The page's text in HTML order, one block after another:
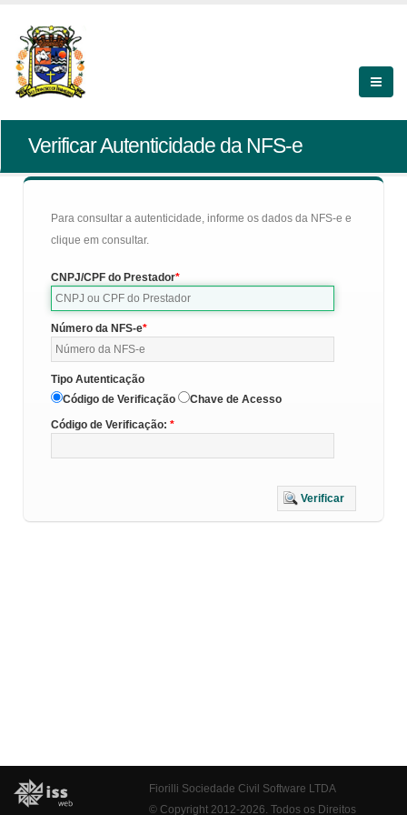
Verificar Autenticidade da NFS-e
Para consultar a autenticidade, informe os dados da NFS-e e
clique em consultar.
CNPJ/CPF do Prestador
Número da NFS-e
Tipo Autenticação
Código de Verificação
Chave de Acesso
Código de Verificação:
Verificar
Fiorilli Sociedade Civil Software LTDA
© Copyright 2012-2026. Todos os Direitos